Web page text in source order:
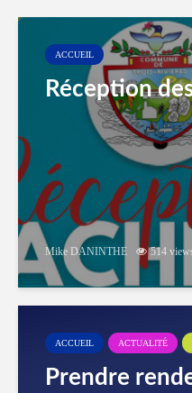
ACCUEIL
Réception
Mike DANINTHE 514
ACCUEIL ACTUALITÉ
Prendre